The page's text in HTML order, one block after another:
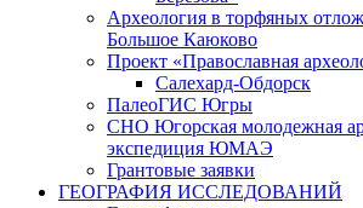
Археология в торфяных
Большое Каюково
Проект «Православная
Салехард-Обдорск
ПалеоГИС Югры
СНО Югорская молодежная
экспедиция ЮМАЭ
Грантовые заявки
ГЕОГРАФИЯ ИССЛЕДОВАНИЙ